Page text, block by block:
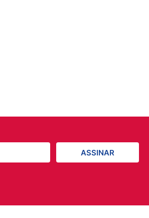
ASSINAR